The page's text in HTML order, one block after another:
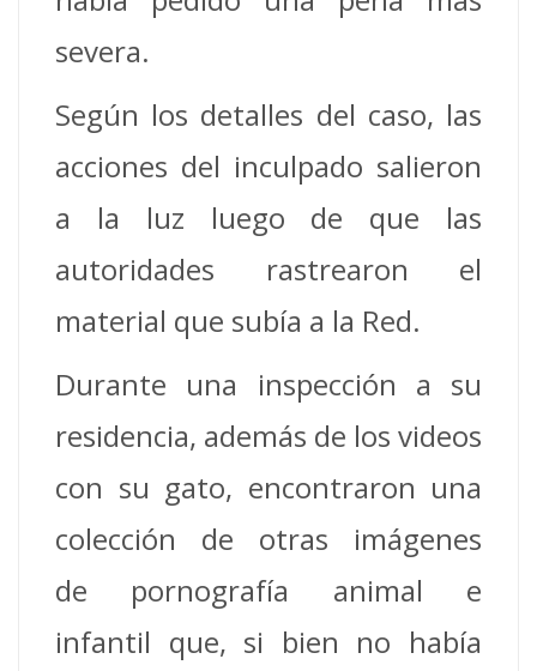
severa.
Según los detalles del caso, las
acciones del inculpado salieron
a la luz luego de que las
autoridades rastrearon el
material que subía a la Red.
Durante una inspección a su
residencia, además de los videos
con su gato, encontraron una
colección de otras imágenes
de pornografía animal e
infantil que, si bien no había